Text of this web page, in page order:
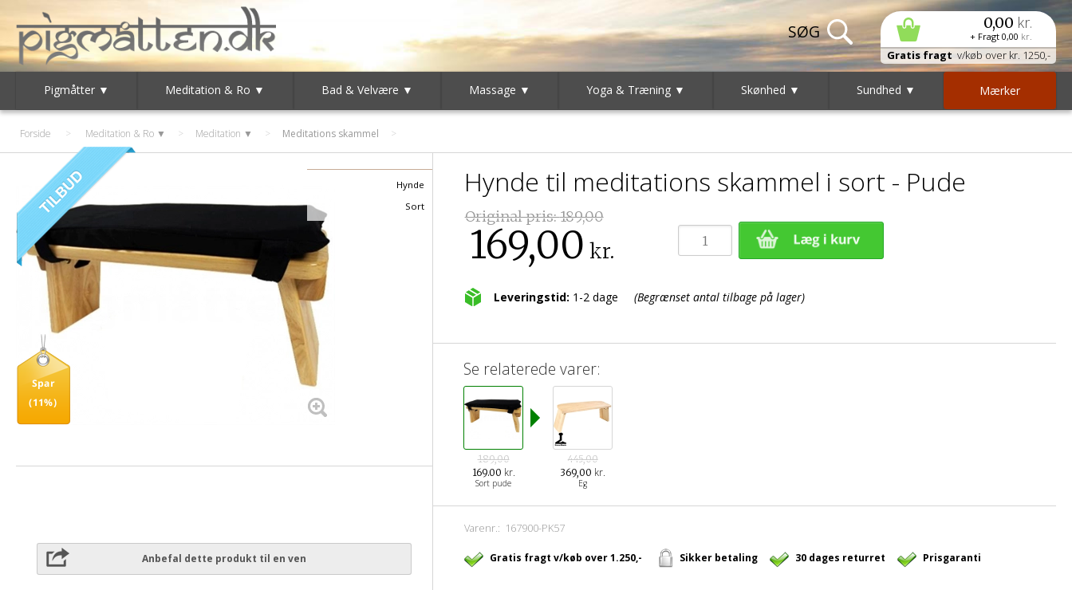
0,00 kr.
+ Fragt 0,00 kr.
Gratis fragt v/køb over kr. 1250,-
Pigmåtter ▼ Meditation & Ro ▼ Bad & Velvære ▼ Massage ▼ Yoga & Træning ▼ Skønhed ▼ Sundhed ▼ Mærker
Forside > Meditation & Ro ▼ > Meditation ▼ > Meditations skammel
Hynde
Sort
Spar
(11%)
Hynde til meditations skammel i sort - Pude
Original pris:189,00
169,00 kr.
Leveringstid: 1-2 dage (Begrænset antal tilbage på lager)
Se relaterede varer:
189,00
169.00 kr.
Sort pude
445,00
369,00 kr.
Eg
Varenr.: 167900-PK57
Gratis fragt v/køb over 1.250,- Sikker betaling 30 dages returret Prisgaranti
Anbefal dette produkt til en ven